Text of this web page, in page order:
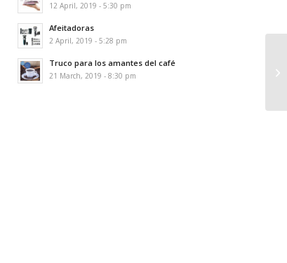
12 April, 2019 - 5:30 pm
Afeitadoras
2 April, 2019 - 5:28 pm
Truco para los amantes del café
21 March, 2019 - 8:30 pm